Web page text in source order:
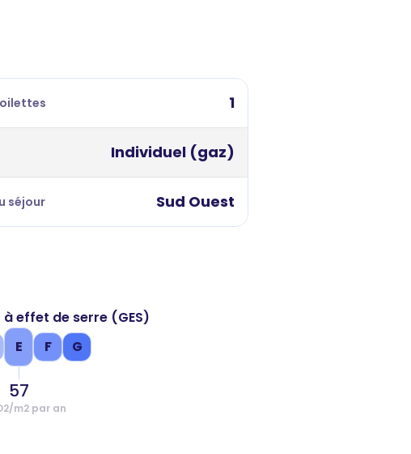
1
Individuel (gaz)
séjour Sud Ouest
à effet de serre (GES)
E
57
m2 par an
F G